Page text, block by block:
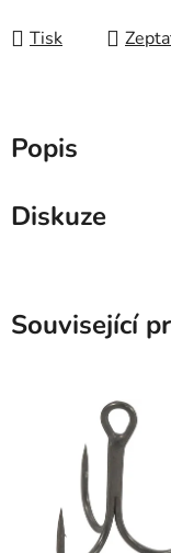
Tisk
Popis
Diskuze
Související